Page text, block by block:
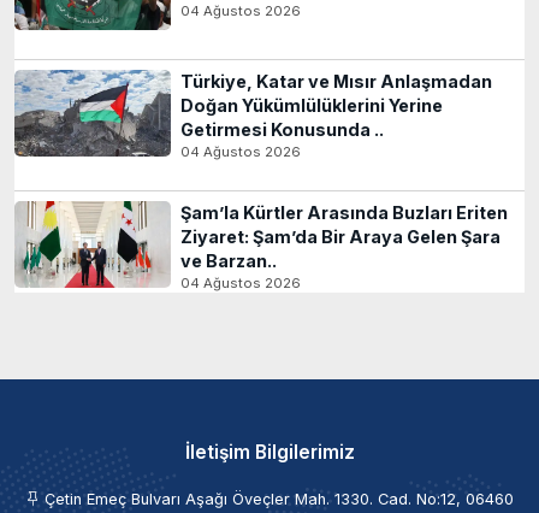
04 Ağustos 2026
Türkiye, Katar ve Mısır Anlaşmadan
Doğan Yükümlülüklerini Yerine
Getirmesi Konusunda ..
04 Ağustos 2026
Şam’la Kürtler Arasında Buzları Eriten
Ziyaret: Şam’da Bir Araya Gelen Şara
ve Barzan..
04 Ağustos 2026
İletişim Bilgilerimiz
Çetin Emeç Bulvarı Aşağı Öveçler Mah. 1330. Cad. No:12, 06460